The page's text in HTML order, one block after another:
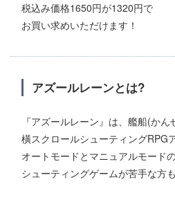
税込み価格1650円が1320円で
お買い求めいただけます！
アズールレーンとは?
『アズールレーン』は、艦船(か
橫スクロールシューティングRPG
オートモードとマニュアルモード
シューティングゲームが苦手な方